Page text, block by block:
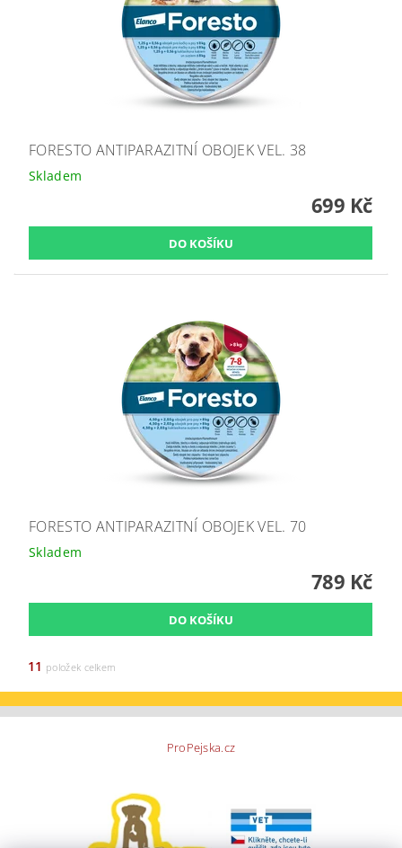
FORESTO ANTIPARAZITNÍ OBOJEK VEL. 38
Skladem
699 Kč
FORESTO ANTIPARAZITNÍ OBOJEK VEL. 70
Skladem
789 Kč
11 položek celkem
ProPejska.cz